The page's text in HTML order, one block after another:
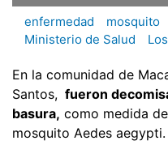
enfermedad mosquito
Ministerio de Salud
En la comunidad de
Santos, fueron
basura, como medida
mosquito Aedes aegypti.